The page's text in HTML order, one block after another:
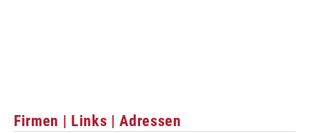
Firmen | Links | Adressen